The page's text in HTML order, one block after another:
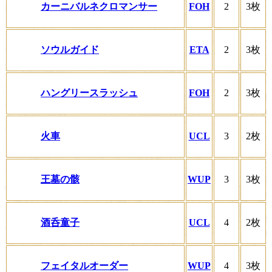
カーニバルネクロマンサー FOH 2 3枚
ソウルガイド ETA 2 3枚
ハングリースラッシュ FOH 2 3枚
火車 UCL 3 2枚
王墓の骸 WUP 3 3枚
酒呑童子 UCL 4 2枚
フェイタルオーダー WUP 4 3枚